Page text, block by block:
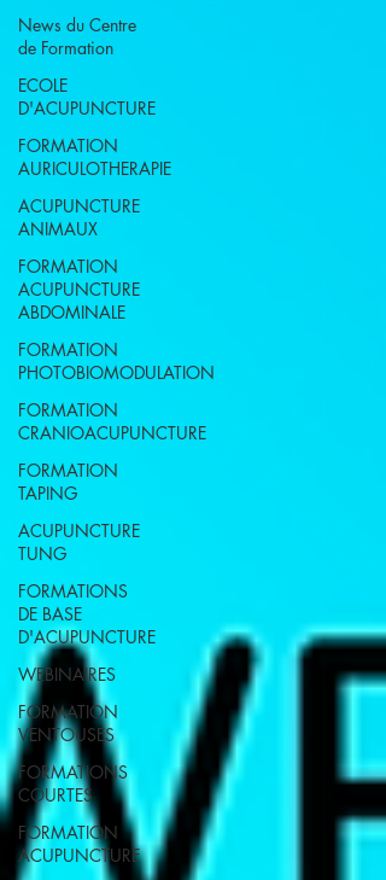
News du Centre
de Formation
ECOLE
D'ACUPUNCTURE
FORMATION
AURICULOTHERAPIE
ACUPUNCTURE
ANIMAUX
FORMATION
ACUPUNCTURE
ABDOMINALE
FORMATION
PHOTOBIOMODULATION
FORMATION
CRANIOACUPUNCTURE
FORMATION
TAPING
ACUPUNCTURE
TUNG
FORMATIONS
DE BASE
D'ACUPUNCTURE
WEBINAIRES
FORMATION
VENTOUSES
FORMATIONS
COURTES
FORMATION
ACUPUNCTURE